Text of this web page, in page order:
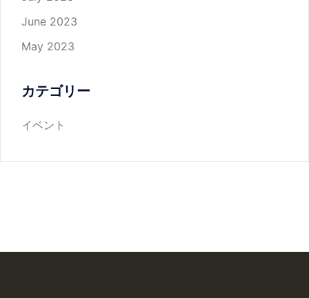
June 2023
May 2023
カテゴリー
イベント